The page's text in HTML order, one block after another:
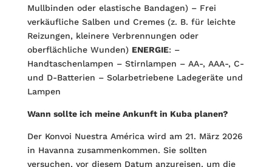
Mullbinden oder elastische Bandagen) – Frei
verkäufliche Salben und Cremes (z. B. für leichte
Reizungen, kleinere Verbrennungen oder
oberflächliche Wunden) ENERGIE: –
Handtaschenlampen – Stirnlampen – AA-, AAA-, C-
und D-Batterien – Solarbetriebene Ladegeräte und
Lampen
Wann sollte ich meine Ankunft in Kuba planen?
Der Konvoi Nuestra América wird am 21. März 2026
in Havanna zusammen­kommen. Sie sollten
versuchen, vor diesem Datum anzureisen, um die